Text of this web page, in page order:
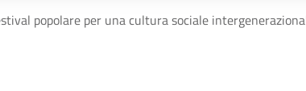
popolare per una cultura sociale